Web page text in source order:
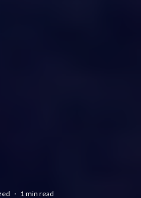
· 1 min read